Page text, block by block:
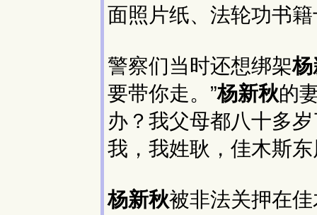
面照片纸、法轮功书
警察们当时还想绑架
要带你走。”杨新秋的
办？我父母都八十多
我，我姓耿，佳木斯
杨新秋被非法关押在